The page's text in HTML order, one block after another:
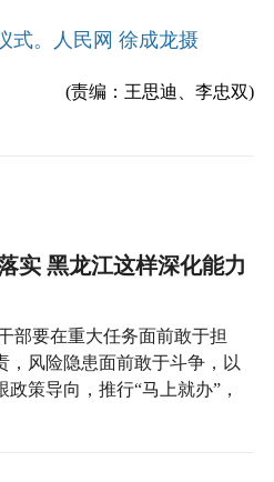
式。人民网 徐成龙摄
(责编：王思迪、李忠双)
实 黑龙江这样深化能力
部要在重大任务面前敢于担
，风险隐患面前敢于斗争，以
策导向，推行“马上就办”，